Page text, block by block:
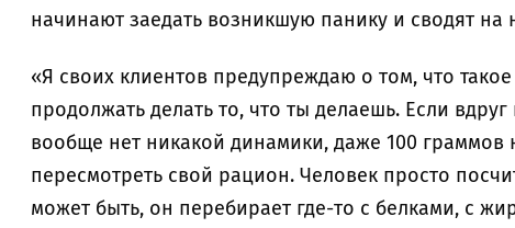
начинают заедать возникшую панику и сводят на
«Я своих клиентов предупреждаю о том, что
продолжать делать то, что ты делаешь. Если
вообще нет никакой динамики, даже 100 граммов
пересмотреть свой рацион. Человек просто
может быть, он перебирает где-то с белками, с